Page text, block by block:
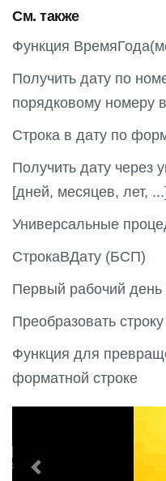
См. также
Функция
Получить дату по
порядковому номеру
Строка в дату по
Получить дату через
[дней, месяцев, лет,
Универсальные
СтрокаВДату (БСП)
Первый рабочий день
Преобразовать
Функция для
форматной строке
e